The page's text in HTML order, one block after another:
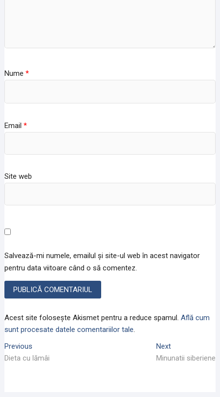
Nume *
Email *
Site web
Salvează-mi numele, emailul și site-ul web în acest navigator
pentru data viitoare când o să comentez.
Acest site folosește Akismet pentru a reduce spamul. Află cum
sunt procesate datele comentariilor tale.
Navigare
în
PreviousPrevious
post:
Dieta cu lămâi
NextNext
post:
Minunatii siberiene